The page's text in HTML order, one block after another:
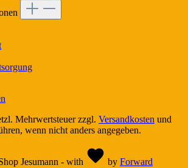
Mehrwertsteuer zzgl. Versandkosten und
wenn nicht anders angegeben.
Jesumann - with by Forward